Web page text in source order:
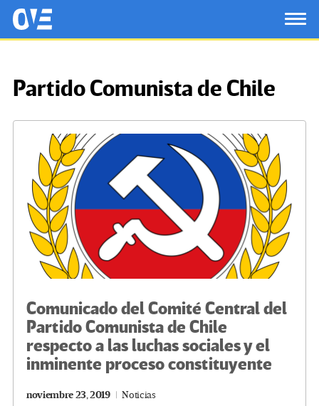
Saltar al contenido principal
OtrasVocesenEducacion.org
Partido Comunista de Chile
Comunicado del Comité Central del
Partido Comunista de Chile
respecto a las luchas sociales y el
inminente proceso constituyente
noviembre 23, 2019 Noticias